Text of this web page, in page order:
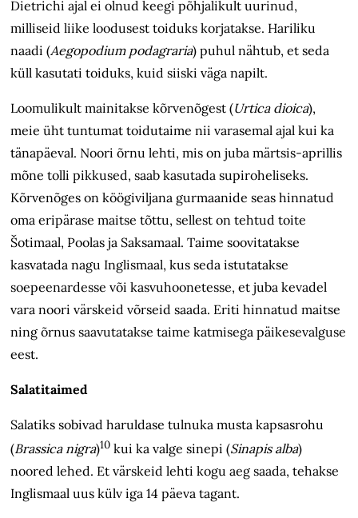
Dietrichi ajal ei olnud keegi põhjalikult uurinud,
milliseid liike loodusest toiduks korjatakse. Hariliku
naadi (Aegopodium podagraria) puhul nähtub, et seda
küll kasutati toiduks, kuid siiski väga napilt.
Loomulikult mainitakse kõrvenõgest (Urtica dioica),
meie üht tuntumat toidutaime nii varasemal ajal kui ka
tänapäeval. Noori õrnu lehti, mis on juba märtsis-aprillis
mõne tolli pikkused, saab kasutada supiroheliseks.
Kõrvenõges on köögiviljana gurmaanide seas hinnatud
oma eripärase maitse tõttu, sellest on tehtud toite
Šotimaal, Poolas ja Saksamaal. Taime soovitatakse
kasvatada nagu Inglismaal, kus seda istutatakse
soepeenardesse või kasvuhoonetesse, et juba kevadel
vara noori värskeid võrseid saada. Eriti hinnatud maitse
ning õrnus saavutatakse taime katmisega päikesevalguse
eest.
Salatitaimed
Salatiks sobivad haruldase tulnuka musta kapsasrohu
(Brassica nigra)10 kui ka valge sinepi (Sinapis alba)
noored lehed. Et värskeid lehti kogu aeg saada, tehakse
Inglismaal uus külv iga 14 päeva tagant.